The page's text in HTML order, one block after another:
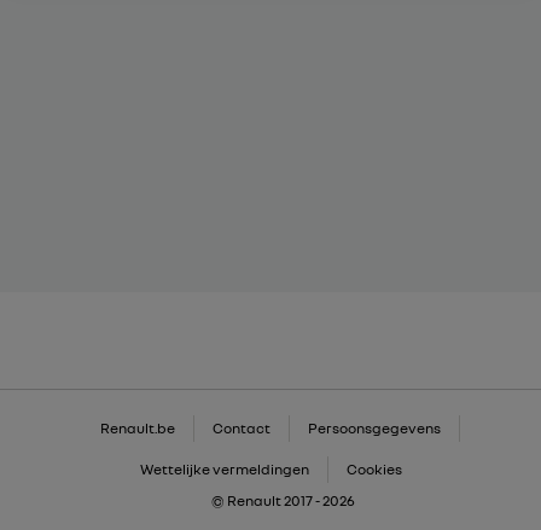
Renault.be Contact Persoonsgegevens
Wettelijke vermeldingen
Cookies
© Renault 2017 - 2026